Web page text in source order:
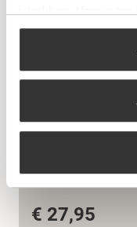
uw keuze op onze
€ 27,95